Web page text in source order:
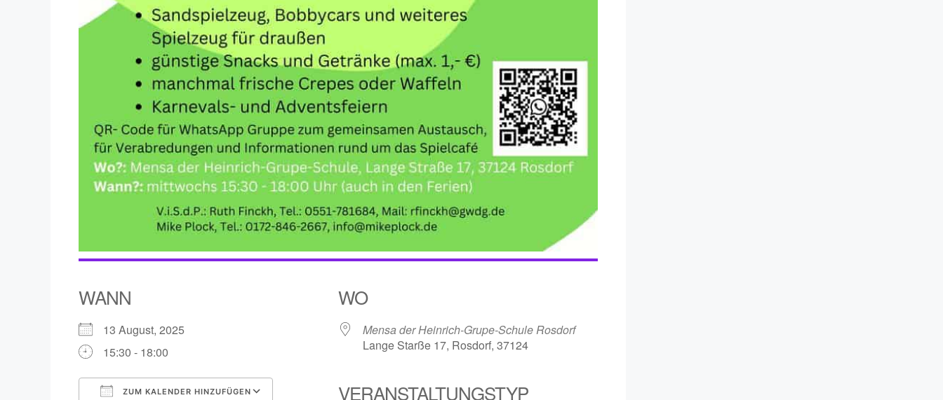
WANN
13 August, 2025
15:30 - 18:00
ZUM KALENDER HINZUFÜGEN
WO
Mensa der Heinrich-Grupe-Schule Rosdorf
Lange Starße 17, Rosdorf, 37124
VERANSTALTUNGSTYP